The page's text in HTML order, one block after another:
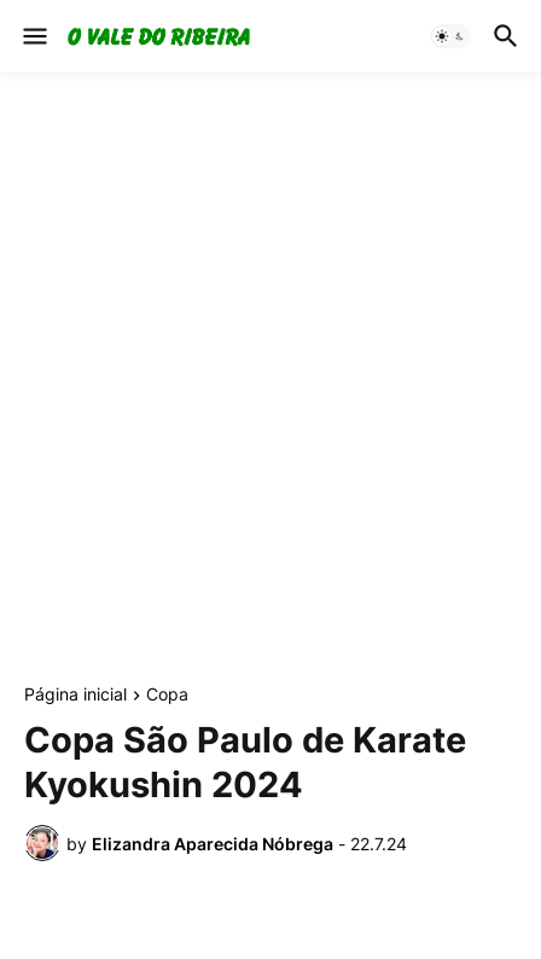
Página inicial Copa
Copa São Paulo de Karate
Kyokushin 2024
by Elizandra Aparecida Nóbrega - 22.7.24